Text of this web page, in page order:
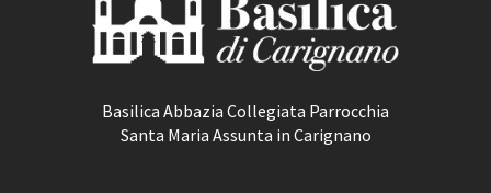
Basilica Abbazia Collegiata Parrocchia
Santa Maria Assunta in Carignano